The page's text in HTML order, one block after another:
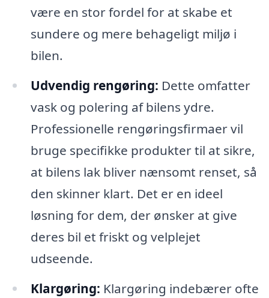
være en stor fordel for at skabe et
sundere og mere behageligt miljø i
bilen.
Udvendig rengøring: Dette omfatter
vask og polering af bilens ydre.
Professionelle rengøringsfirmaer vil
bruge specifikke produkter til at sikre,
at bilens lak bliver nænsomt renset, så
den skinner klart. Det er en ideel
løsning for dem, der ønsker at give
deres bil et friskt og velplejet
udseende.
Klargøring: Klargøring indebærer ofte